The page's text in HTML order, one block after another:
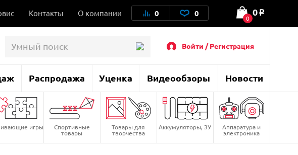
Контакты О компании 0 0 0
0 o
Войти / Регистрация
Распродажа Уценка Видеообзоры Новости
игры Спортивные
товары
Товары для
творчества
Аккумуляторы, ЗУ Аппаратура и
электроника